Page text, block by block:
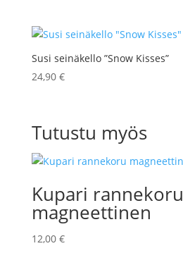
Susi seinäkello ”Snow Kisses”
24,90 €
Tutustu myös
Kupari rannekoru
magneettinen
12,00 €